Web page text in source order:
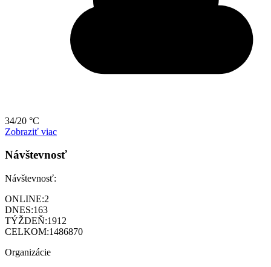
34/20 °C
Zobraziť viac
Návštevnosť
Návštevnosť:
ONLINE:2
DNES:163
TÝŽDEŇ:1912
CELKOM:1486870
Organizácie